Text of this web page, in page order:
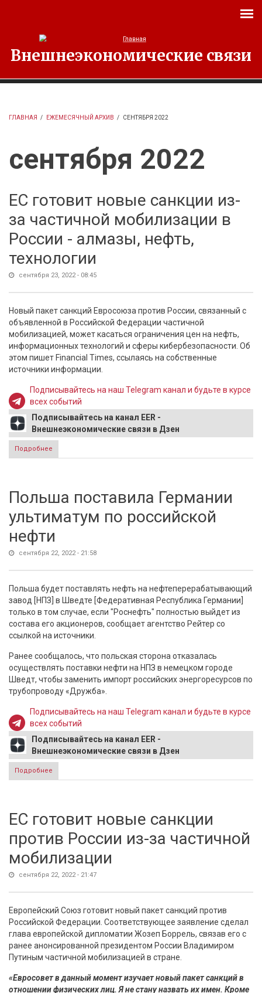
Внешнеэкономические связи
ГЛАВНАЯ / ЕЖЕМЕСЯЧНЫЙ АРХИВ / СЕНТЯБРЯ 2022
сентября 2022
ЕС готовит новые санкции из-
за частичной мобилизации в
России - алмазы, нефть,
технологии
сентября 23, 2022 - 08:45
Новый пакет санкций Евросоюза против России, связанный с
объявленной в Российской Федерации частичной
мобилизацией, может касаться ограничения цен на нефть,
информационных технологий и сферы кибербезопасности. Об
этом пишет Financial Times, ссылаясь на собственные
источники информации.
Подписывайтесь на наш Telegram канал и будьте в курсе
всех событий
Подписывайтесь на канал EER -
Внешнеэкономические связи в Дзен
Подробнее
в России - алмазы, нефть, технологии
Польша поставила Германии
ультиматум по российской
нефти
сентября 22, 2022 - 21:58
Польша будет поставлять нефть на нефтеперерабатывающий
завод [НПЗ] в Шведте [Федеративная Республика Германии]
только в том случае, если "Роснефть" полностью выйдет из
состава его акционеров, сообщает агентство Рейтер со
ссылкой на источники.
Ранее сообщалось, что польская сторона отказалась
осуществлять поставки нефти на НПЗ в немецком городе
Шведт, чтобы заменить импорт российских энергоресурсов по
трубопроводу «Дружба».
Подписывайтесь на наш Telegram канал и будьте в курсе
всех событий
Подписывайтесь на канал EER -
Внешнеэкономические связи в Дзен
Подробнее
нефти
ЕС готовит новые санкции
против России из-за частичной
мобилизации
сентября 22, 2022 - 21:47
Европейский Союз готовит новый пакет санкций против
Российской Федерации. Соответствующее заявление сделал
глава европейской дипломатии Жозеп Боррель, связав его с
ранее анонсированной президентом России Владимиром
Путиным частичной мобилизацией в стране.
«Евросовет в данный момент изучает новый пакет санкций в
отношении физических лиц. Я не стану назвать их имен. Кроме